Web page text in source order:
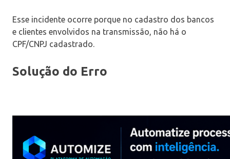
Esse incidente ocorre porque no cadastro dos bancos
e clientes envolvidos na transmissão, não há o
CPF/CNPJ cadastrado.
Solução do Erro